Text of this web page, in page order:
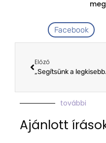
Facebook
Előző
további
Ajánlott